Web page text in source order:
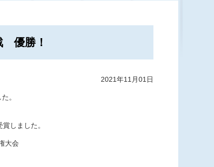
優勝！
2021年11月01日
。
しました。
大会